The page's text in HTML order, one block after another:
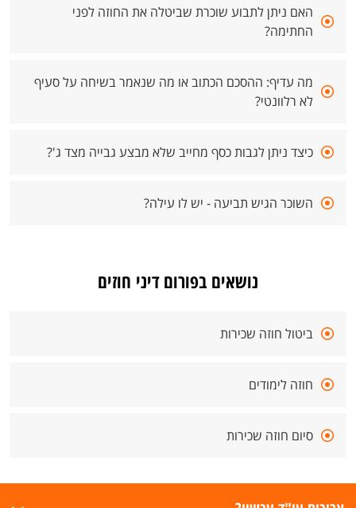
האם ניתן לתבוע שוכרת שביטלה את החוזה לפני
החתימה?
מה עדיף: ההסכם הכתוב או מה שנאמר בשיחה על סעיף
לא רלוונטי?
כיצד ניתן לגבות כסף מחייב שלא מבצע גבייה מצד ג'?
השוכר הגיש תביעה - יש לו עילה?
נושאים בפורום דיני חוזים
ביטול חוזה שכירות
חוזה לימודים
סיום חוזה שכירות